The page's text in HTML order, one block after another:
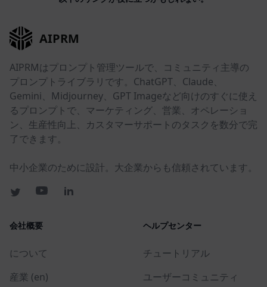
AIPRM
AIPRMはプロンプト管理ツールで、コミュニティ主導の
プロンプトライブラリです。ChatGPT、Claude、
Gemini、Midjourney、GPT Imageなど向けのすぐに使え
るプロンプトで、マーケティング、営業、オペレーショ
ン、生産性向上、カスタマーサポートのタスクを数分で完
了できます。
中小企業のために設計。大企業からも信頼されています。
会社概要
について
産業 (en)
ヘルプセンター
チュートリアル
ユーザーコミュニティ